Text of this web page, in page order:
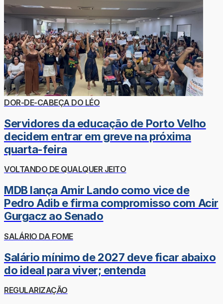
DOR-DE-CABEÇA DO LÉO
Servidores da educação de Porto Velho
decidem entrar em greve na próxima
quarta-feira
VOLTANDO DE QUALQUER JEITO
MDB lança Amir Lando como vice de
Pedro Adib e firma compromisso com Acir
Gurgacz ao Senado
SALÁRIO DA FOME
Salário mínimo de 2027 deve ficar abaixo
do ideal para viver; entenda
REGULARIZAÇÃO